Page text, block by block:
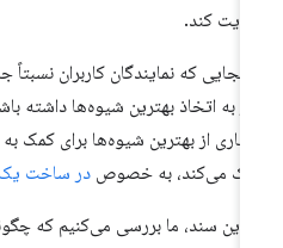
کند.
آنجایی که نمایندگان کاربران نسبتاً
به اتخاذ بهترین شیوه‌ها داشته
از بهترین شیوه‌ها برای کمک به
می‌کند، به خصوصدر ساخت یک
این سند، ما بررسی می‌کنیم که چگونه